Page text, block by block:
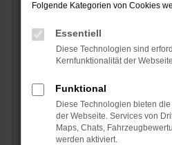
Manche Erweiterungen, wie
das Laden bestimmter
Funktioniert die Seite in
Starte dein Gerät neu.
Das kann manchmal
Probleme zu beheben.
Folgende Kategorien von Cookies
Essentiell
Diese Technologien sind
Kernfunktionalität der
Funktional
Diese Technologien bieten
der Webseite. Services von
Maps, Chats,
werden aktiviert.